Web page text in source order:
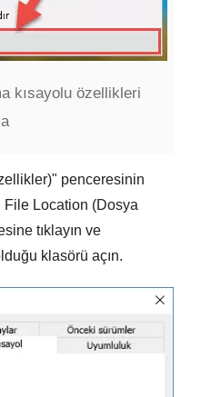
kısayolu özellikleri
" penceresinin
File Location (Dosya
tıklayın ve
klasörü açın.